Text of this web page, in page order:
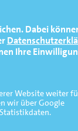
Dabei
Ihre
Website weiter
wir über Google